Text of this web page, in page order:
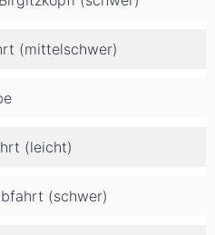
(mittelschwer)
(leicht)
(schwer)